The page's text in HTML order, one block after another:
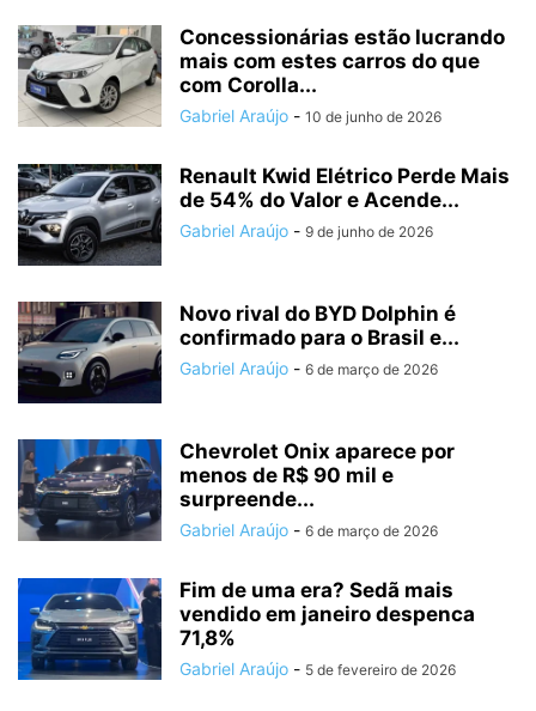
Concessionárias estão lucrando
mais com estes carros do que
com Corolla...
Gabriel Araújo - 10 de junho de 2026
Renault Kwid Elétrico Perde Mais
de 54% do Valor e Acende...
Gabriel Araújo - 9 de junho de 2026
Novo rival do BYD Dolphin é
confirmado para o Brasil e...
Gabriel Araújo - 6 de março de 2026
Chevrolet Onix aparece por
menos de R$ 90 mil e
surpreende...
Gabriel Araújo - 6 de março de 2026
Fim de uma era? Sedã mais
vendido em janeiro despenca
71,8%
Gabriel Araújo - 5 de fevereiro de 2026